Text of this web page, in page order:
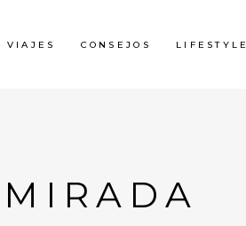
VIAJES CONSEJOS LIFESTYLE